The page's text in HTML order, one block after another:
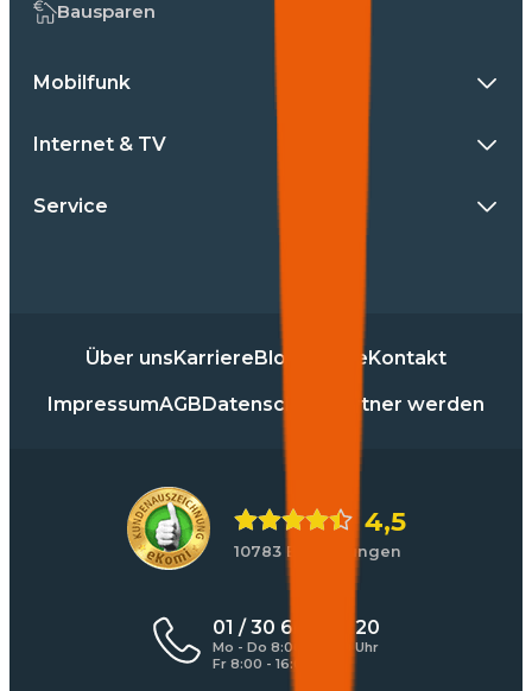
Bausparen
Mobilfunk
Internet & TV
Service
Über unsKarriereBlog PresseKontakt
ImpressumAGBDatenschutz Partner werden
4,5
10783 Bewertungen
01 / 30 60 900 20
Mo - Do 8:00 - 17:00 Uhr
Fr 8:00 - 16:00 Uhr